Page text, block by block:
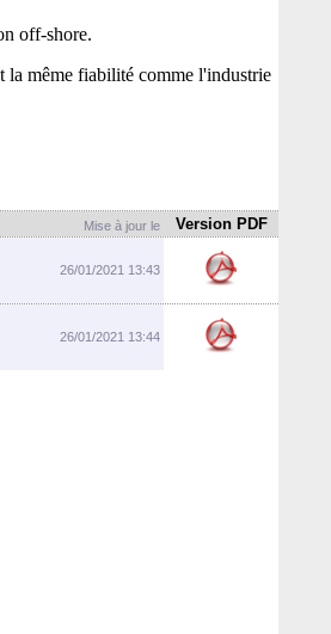
off-shore.
la même fiabilité comme l'industrie
Mise à jour le Version PDF
26/01/2021 13:43
26/01/2021 13:44